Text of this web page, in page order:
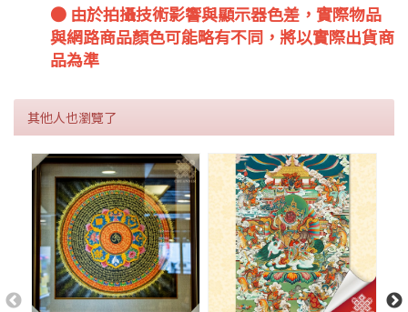
● 由於拍攝技術影響與顯示器色差，實際物品
與網路商品顏色可能略有不同，將以實際出貨商
品為準
其他人也瀏覽了